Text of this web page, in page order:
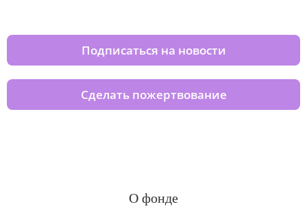
Подписаться на новости
Сделать пожертвование
О фонде